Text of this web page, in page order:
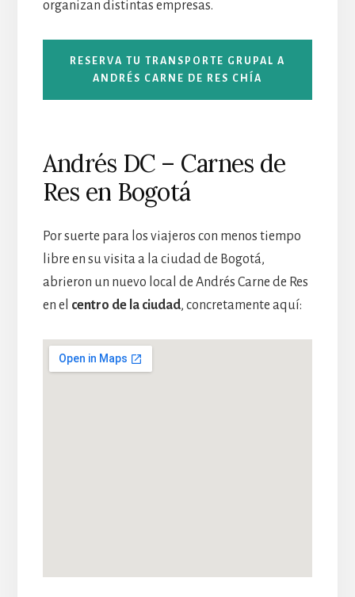
organizan distintas empresas.
RESERVA TU TRANSPORTE GRUPAL A
ANDRÉS CARNE DE RES CHÍA
Andrés DC – Carnes de
Res en Bogotá
Por suerte para los viajeros con menos tiempo
libre en su visita a la ciudad de Bogotá,
abrieron un nuevo local de Andrés Carne de Res
en el centro de la ciudad, concretamente aquí: